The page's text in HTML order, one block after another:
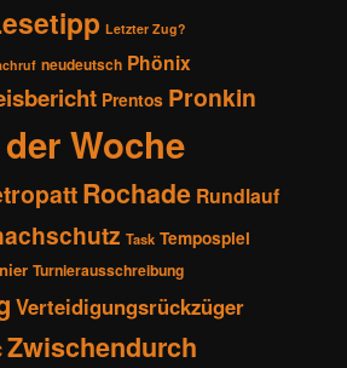
Letzter Zug?
neudeutsch Phönix
Prentos Pronkin
Woche
Rochade Rundlauf
Task Tempospiel
Turnierausschreibung
Verteidigungsrückzüger
Zwischendurch